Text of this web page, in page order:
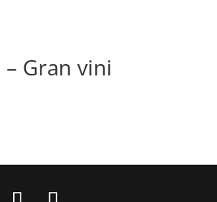
Gran vini